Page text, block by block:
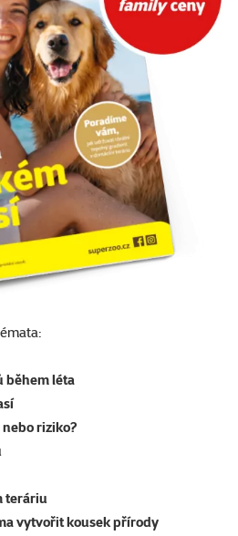
během léta
riziko?
teráriu
vytvořit kousek přírody